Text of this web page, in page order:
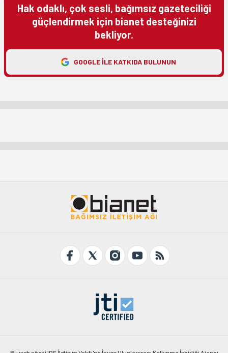
Hak odaklı, çok sesli, bağımsız gazeteciliği
güçlendirmek için bianet desteğinizi
bekliyor.
GOOGLE ILE KATKIDA BULUNUN